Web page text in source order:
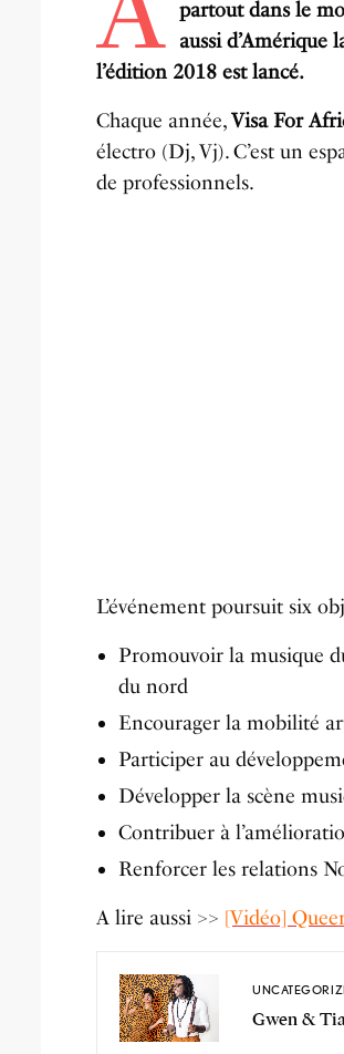
partout dans le
aussi d’Amérique
l’édition 2018 est lancé.
Chaque année,Visa For
électro (Dj, Vj). C’est un
de professionnels.
L’événement poursuit six
Promouvoir la musique
du nord
Encourager la mobilité
Participer au
Développer la scène
Contribuer à
Renforcer les relations
A lire aussi >> [Vidéo]
Gwen &